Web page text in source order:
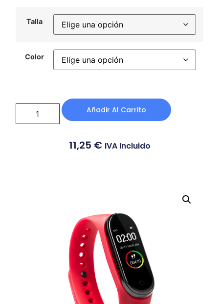
Talla
Color
Añadir Al Carrito
11,25 € IVA Incluido